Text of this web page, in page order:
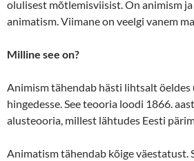
olulisest mõtlemisviisist. On animism
animatism. Viimane on veelgi vanem
Milline see on?
Animism tähendab hästi lihtsalt öeldes
hingedesse. See teooria loodi 1866.
alusteooria, millest lähtudes Eesti
Animatism tähendab kõige väestatust.